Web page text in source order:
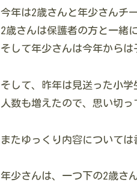
今年は2歳さんと年少さんチ
2歳さんは保護者の方と一緒に
そして年少さんは今年からは
そして、昨年は見送った小学
人数も増えたので、思い切っ
またゆっくり内容については
年少さんは、一つ下の2歳さ